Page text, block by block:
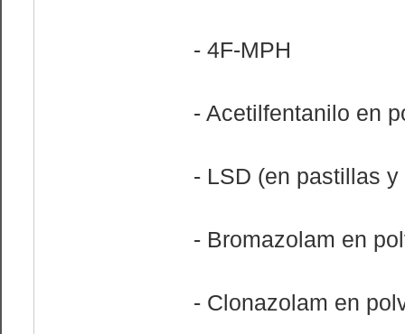
- 4F-MPH
- Acetilfentanilo en
- LSD (en pastillas
- Bromazolam en
- Clonazolam en